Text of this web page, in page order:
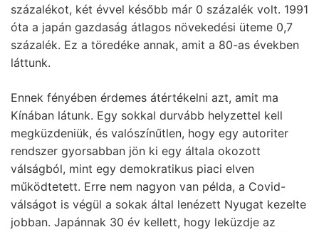
százalékot, két évvel később már 0 százalék volt. 1991
óta a japán gazdaság átlagos növekedési üteme 0,7
százalék. Ez a töredéke annak, amit a 80-as években
láttunk.
Ennek fényében érdemes átértékelni azt, amit ma
Kínában látunk. Egy sokkal durvább helyzettel kell
megküzdeniük, és valószínűtlen, hogy egy autoriter
rendszer gyorsabban jön ki egy általa okozott
válságból, mint egy demokratikus piaci elven
működtetett. Erre nem nagyon van példa, a Covid-
válságot is végül a sokak által lenézett Nyugat kezelte
jobban. Japánnak 30 év kellett, hogy leküzdje az